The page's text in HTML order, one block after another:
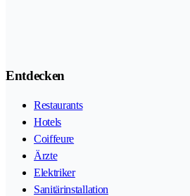
Entdecken
Restaurants
Hotels
Coiffeure
Ärzte
Elektriker
Sanitärinstallation